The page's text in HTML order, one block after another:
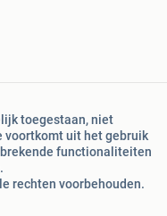
toegestaan, niet
voortkomt uit het gebruik
functionaliteiten
rechten voorbehouden.